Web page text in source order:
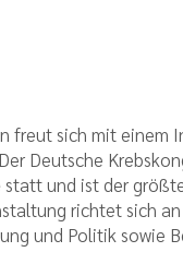
freut sich mit einem
Deutsche
statt und ist der
richtet sich
und Politik sowie